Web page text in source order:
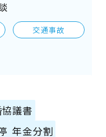
交通事故
議書
年金分割